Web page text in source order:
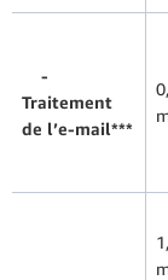
-
Traitement
de l’e-mail***